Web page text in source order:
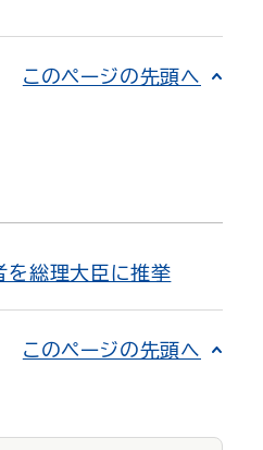
このページの先頭へ
を総理大臣に推挙
このページの先頭へ